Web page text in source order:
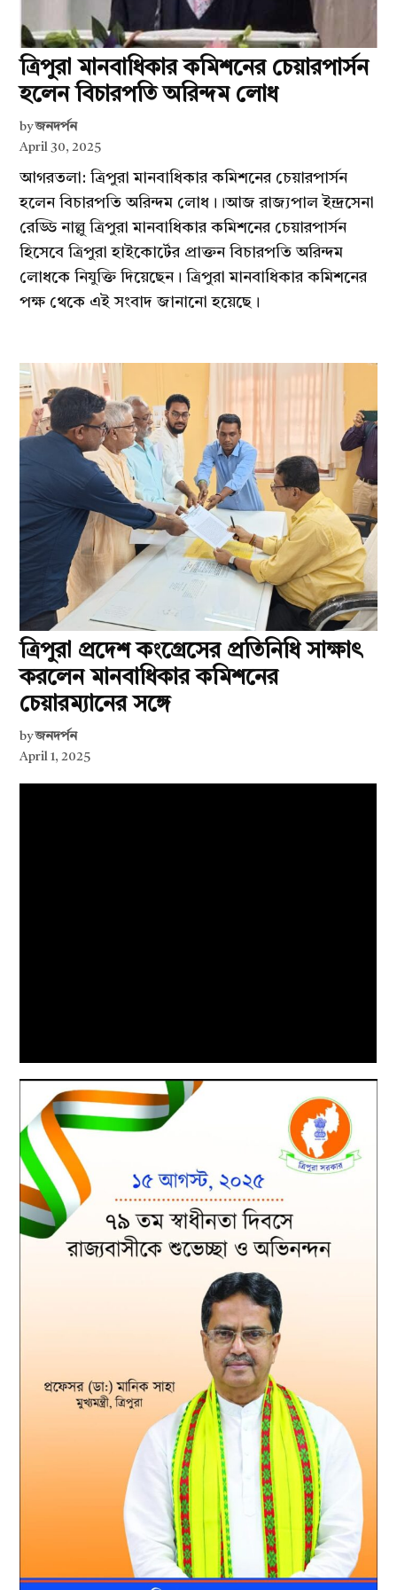
ত্রিপুরা মানবাধিকার কমিশনের চেয়ারপার্সন
হলেন বিচারপতি অরিন্দম লোধ
by জনদর্পন
April 30, 2025
আগরতলা: ত্রিপুরা মানবাধিকার কমিশনের চেয়ারপার্সন
হলেন বিচারপতি অরিন্দম লোধ।।আজ রাজ্যপাল ইন্দ্রসেনা
রেড্ডি নাল্লু ত্রিপুরা মানবাধিকার কমিশনের চেয়ারপার্সন
হিসেবে ত্রিপুরা হাইকোর্টের প্রাক্তন বিচারপতি অরিন্দম
লোধকে নিযুক্তি দিয়েছেন। ত্রিপুরা মানবাধিকার কমিশনের
পক্ষ থেকে এই সংবাদ জানানো হয়েছে।
ত্রিপুরা প্রদেশ কংগ্রেসের প্রতিনিধি সাক্ষাৎ
করলেন মানবাধিকার কমিশনের
চেয়ারম্যানের সঙ্গে
by জনদর্পন
April 1, 2025